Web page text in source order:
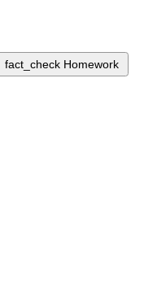
fact_check Homework